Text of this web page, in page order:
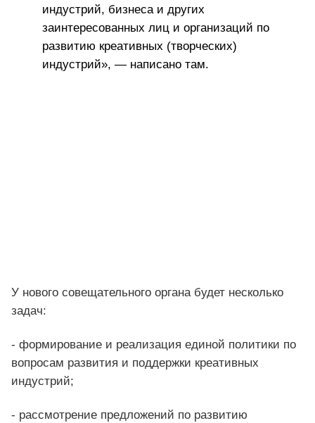
индустрий, бизнеса и других
заинтересованных лиц и организаций по
развитию креативных (творческих)
индустрий», — написано там.
У нового совещательного органа будет несколько
задач:
- формирование и реализация единой политики по
вопросам развития и поддержки креативных
индустрий;
- рассмотрение предложений по развитию